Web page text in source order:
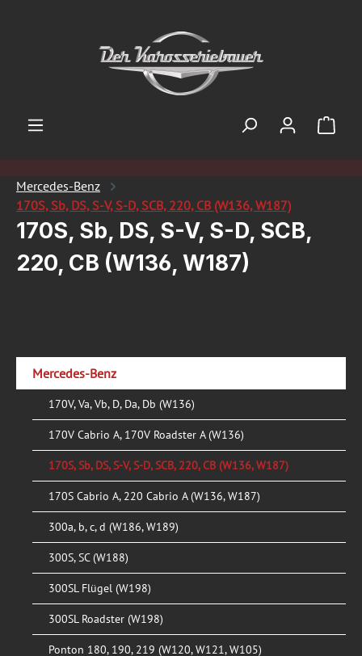
Mercedes-Benz
170S, Sb, DS, S-V, S-D, SCB, 220, CB (W136, W187)
170S, Sb, DS, S-V, S-D, SCB,
220, CB (W136, W187)
Mercedes-Benz
170V, Va, Vb, D, Da, Db (W136)
170V Cabrio A, 170V Roadster A (W136)
170S, Sb, DS, S-V, S-D, SCB, 220, CB (W136, W187)
170S Cabrio A, 220 Cabrio A (W136, W187)
300a, b, c, d (W186, W189)
300S, SC (W188)
300SL Flügel (W198)
300SL Roadster (W198)
Ponton 180, 190, 219 (W120, W121, W105)